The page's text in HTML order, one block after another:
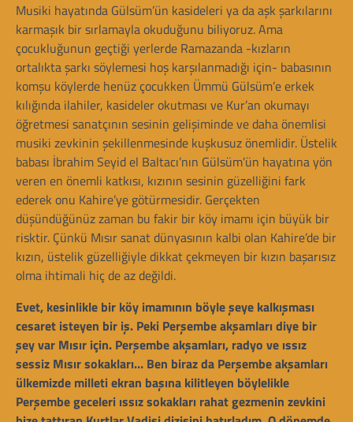
Musiki hayatında Gülsüm’ün kasideleri ya da aşk şarkılarını
karmaşık bir sırlamayla okuduğunu biliyoruz. Ama
çocukluğunun geçtiği yerlerde Ramazanda -kızların
ortalıkta şarkı söylemesi hoş karşılanmadığı için- babasının
komşu köylerde henüz çocukken Ümmü Gülsüm’e erkek
kılığında ilahiler, kasideler okutması ve Kur’an okumayı
öğretmesi sanatçının sesinin gelişiminde ve daha önemlisi
musiki zevkinin şekillenmesinde kuşkusuz önemlidir. Üstelik
babası İbrahim Seyid el Baltacı’nın Gülsüm’ün hayatına yön
veren en önemli katkısı, kızının sesinin güzelliğini fark
ederek onu Kahire’ye götürmesidir. Gerçekten
düşündüğünüz zaman bu fakir bir köy imamı için büyük bir
risktir. Çünkü Mısır sanat dünyasının kalbi olan Kahire’de bir
kızın, üstelik güzelliğiyle dikkat çekmeyen bir kızın başarısız
olma ihtimali hiç de az değildi.
Evet, kesinlikle bir köy imamının böyle şeye kalkışması
cesaret isteyen bir iş. Peki Perşembe akşamları diye bir
şey var Mısır için. Perşembe akşamları, radyo ve ıssız
sessiz Mısır sokakları… Ben biraz da Perşembe akşamları
ülkemizde milleti ekran başına kilitleyen böylelikle
Perşembe geceleri ıssız sokakları rahat gezmenin zevkini